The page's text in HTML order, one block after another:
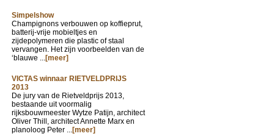
Simpelshow
Champignons verbouwen op koffieprut,
batterij-vrije mobieltjes en
zijdepolymeren die plastic of staal
vervangen. Het zijn voorbeelden van de
‘blauwe ...[meer]
VICTAS winnaar RIETVELDPRIJS
2013
De jury van de Rietveldprijs 2013,
bestaande uit voormalig
rijksbouwmeester Wytze Patijn, architect
Oliver Thill, architect Annette Marx en
planoloog Peter ...[meer]